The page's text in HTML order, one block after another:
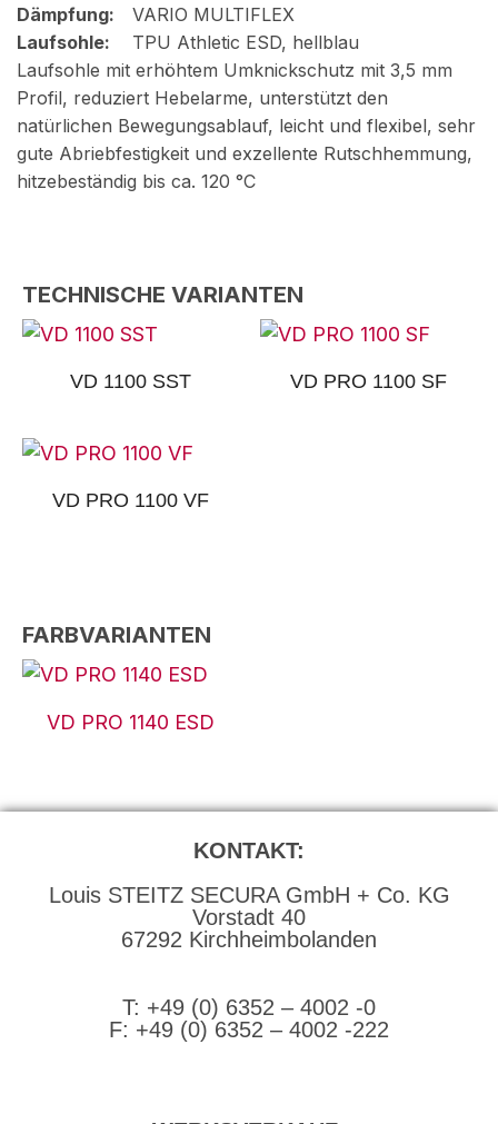
Dämpfung: VARIO MULTIFLEX
Laufsohle: TPU Athletic ESD, hellblau
Laufsohle mit erhöhtem Umknickschutz mit 3,5 mm
Profil, reduziert Hebelarme, unterstützt den
natürlichen Bewegungsablauf, leicht und flexibel, sehr
gute Abriebfestigkeit und exzellente Rutschhemmung,
hitzebeständig bis ca. 120 °C
TECHNISCHE VARIANTEN
VD 1100 SST VD PRO 1100 SF
VD PRO 1100 VF
FARBVARIANTEN
VD PRO 1140 ESD
KONTAKT:
Louis STEITZ SECURA GmbH + Co. KG
Vorstadt 40
67292 Kirchheimbolanden
T: +49 (0) 6352 – 4002 -0
F: +49 (0) 6352 – 4002 -222